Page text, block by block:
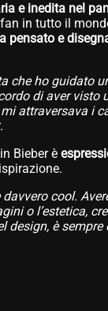
e inedita nel
in tutto il
pensato e
che ho guidato
di aver visto
attraversava i
.
Bieber è
cool.
o l’estetica,
design, è